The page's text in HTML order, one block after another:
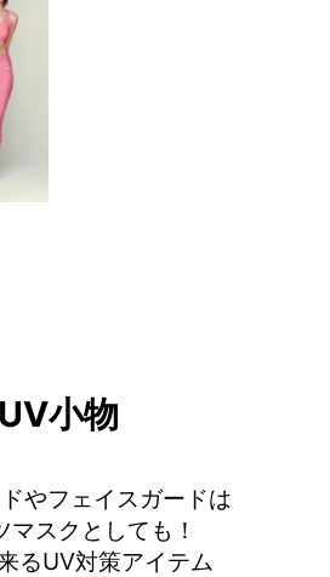
UV小物
やフェイスガードは
マスクとしても！
るUV対策アイテム